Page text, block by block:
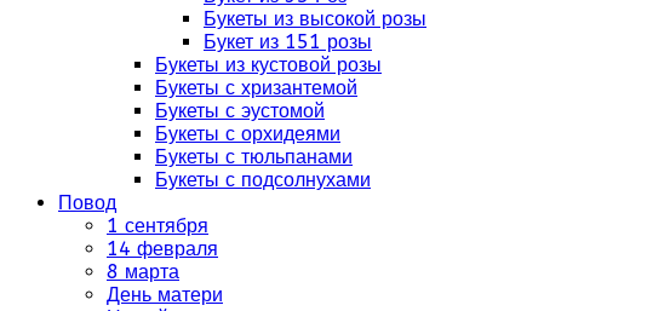
Букеты из высокой розы
Букет из 151 розы
Букеты из кустовой розы
Букеты с хризантемой
Букеты с эустомой
Букеты с орхидеями
Букеты с тюльпанами
Букеты с подсолнухами
Повод
1 сентября
14 февраля
8 марта
День матери